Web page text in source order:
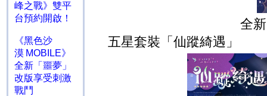
峰之戰》雙平
台預約開啟！
《黑色沙
漠 MOBILE》
全新「噩夢」
改版享受刺激
戰鬥
全
五星套裝「仙蹤綺遇」